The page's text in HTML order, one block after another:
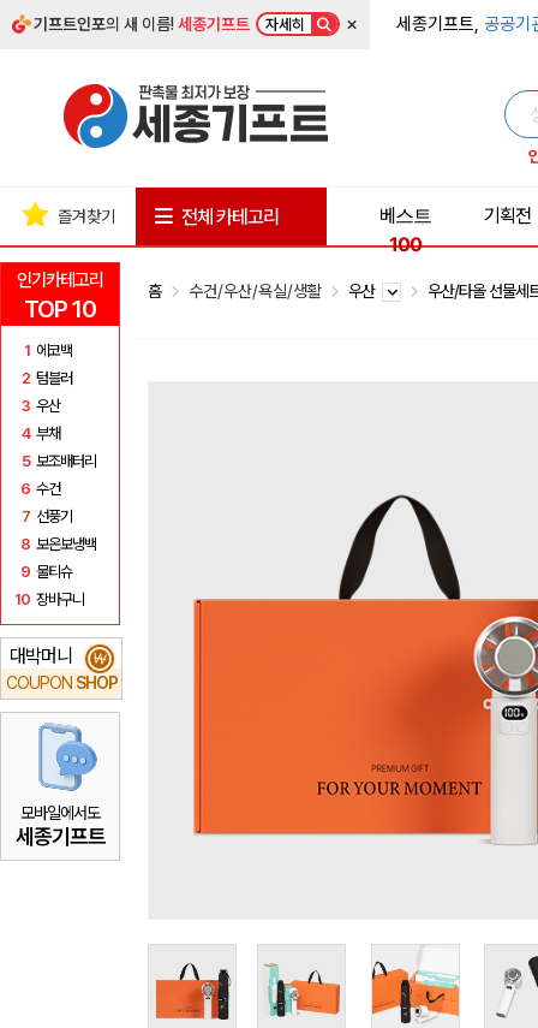
기프트인포의 새 이름!세종기프트 자세히 × 세종기프트, 공공기
인기카테고리
TOP 10
1 에코백
2 텀블러
3 우산
4 부채
5 보조배터리
6 수건
7 선풍기
8 보온보냉백
9 물티슈
10 장바구니
대박머니
COUPON SHOP
₩
모바일에서도
세종기프트
즐겨찾기 전체 카테고리
베스트
100
기획전
홈 수건/우산/욕실/생활 우산 우산/타올 선물세